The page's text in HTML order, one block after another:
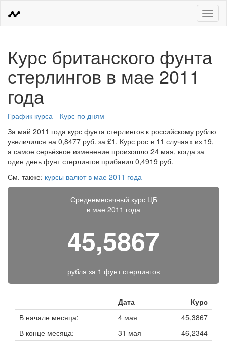
Меню
Курс британского фунта
стерлингов в мае 2011
года
График курса
Курс по дням
За май 2011 года курс фунта стерлингов к российскому рублю
увеличился на 0,8477 руб. за £1. Курс рос в 11 случаях из 19,
а самое серьёзное изменение произошло 24 мая, когда за
один день фунт стерлингов прибавил 0,4919 руб.
См. также: курсы валют в мае 2011 года
Среднемесячный курс ЦБ
в мае 2011 года
45,5867
рубля за 1 фунт стерлингов
Дата
Курс
В начале месяца:
4 мая
45,3867
В конце месяца:
31 мая
46,2344